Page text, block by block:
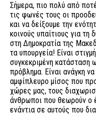
Σήμερα, πιο πολύ από
τις φωνές τους οι
και να δείξουμε την
κοινούς υπαίτιους για τη
στη Δημοκρατία της
τα υπουργεία! Είναι
συγκεκριμένη κατάσταση
πρόβλημα. Είναι ανάγκη
αμφίπλευρο μίσος που
χώρες μας, τους
άνθρωποι που θεωρούν ο
ενάντια σε αυτούς που